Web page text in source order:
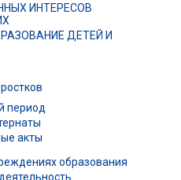
ИНТЕРЕСОВ
ДЕТЕЙ И
период
акты
образования